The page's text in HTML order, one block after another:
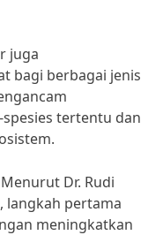
juga
bagi berbagai jenis
tertentu dan
Dr. Rudi
langkah pertama
meningkatkan